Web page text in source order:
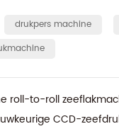
drukpers machine
roll-to-roll
CCD-